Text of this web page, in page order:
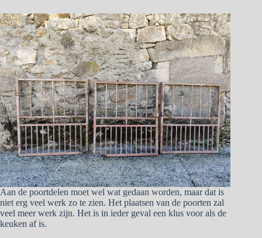
Aan de poortdelen moet wel wat gedaan worden, maar dat is
niet erg veel werk zo te zien. Het plaatsen van de poorten zal
veel meer werk zijn. Het is in ieder geval een klus voor als de
keuken af is.